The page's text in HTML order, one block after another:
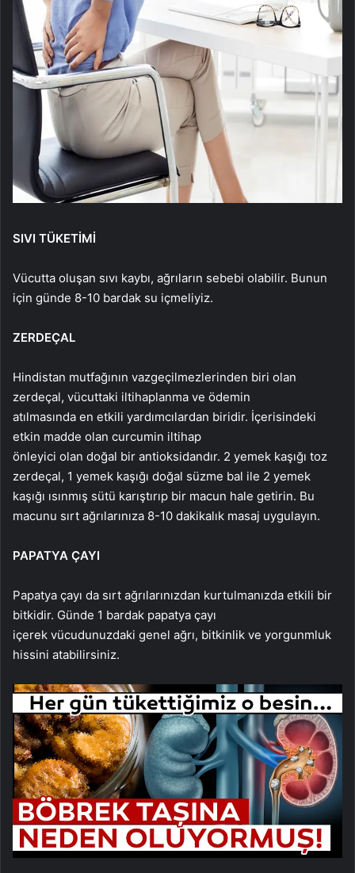
SIVI TÜKETİMİ
Vücutta oluşan sıvı kaybı, ağrıların sebebi olabilir. Bunun
için günde 8-10 bardak su içmeliyiz.
ZERDEÇAL
Hindistan mutfağının vazgeçilmezlerinden biri olan
zerdeçal, vücuttaki iltihaplanma ve ödemin
atılmasında en etkili yardımcılardan biridir. İçerisindeki
etkin madde olan curcumin iltihap
önleyici olan doğal bir antioksidandır. 2 yemek kaşığı toz
zerdeçal, 1 yemek kaşığı doğal süzme bal ile 2 yemek
kaşığı ısınmış sütü karıştırıp bir macun hale getirin. Bu
macunu sırt ağrılarınıza 8-10 dakikalık masaj uygulayın.
PAPATYA ÇAYI
Papatya çayı da sırt ağrılarınızdan kurtulmanızda etkili bir
bitkidir. Günde 1 bardak papatya çayı
içerek vücudunuzdaki genel ağrı, bitkinlik ve yorgunmluk
hissini atabilirsiniz.